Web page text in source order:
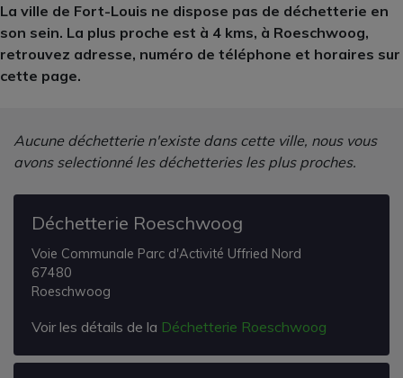
La ville de Fort-Louis ne dispose pas de déchetterie en
son sein. La plus proche est à 4 kms, à Roeschwoog,
retrouvez adresse, numéro de téléphone et horaires sur
cette page.
Aucune déchetterie n'existe dans cette ville, nous vous
avons selectionné les déchetteries les plus proches.
Déchetterie Roeschwoog
Voie Communale Parc d'Activité Uffried Nord
67480
Roeschwoog
Voir les détails de la Déchetterie Roeschwoog